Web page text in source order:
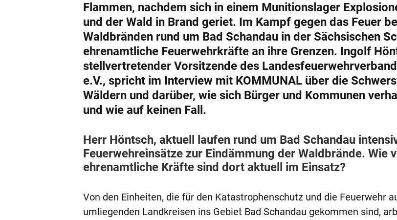
Flammen, nachdem sich in einem Munitionslager
und der Wald in Brand geriet. Im Kampf gegen das Feuer
Waldbränden rund um Bad Schandau in der Sächsischen
ehrenamtliche Feuerwehrkräfte an ihre Grenzen. Ingolf
stellvertretender Vorsitzende des
e.V., spricht im Interview mit KOMMUNAL über die
Wäldern und darüber, wie sich Bürger und Kommunen
und wie auf keinen Fall.
Herr Höntsch, aktuell laufen rund um Bad Schandau
Feuerwehreinsätze zur Eindämmung der Waldbrände. Wie
ehrenamtliche Kräfte sind dort aktuell im Einsatz?
Von den Einheiten, die für den Katastrophenschutz und die Feuerwehr
umliegenden Landkreisen ins Gebiet Bad Schandau gekommen sind,